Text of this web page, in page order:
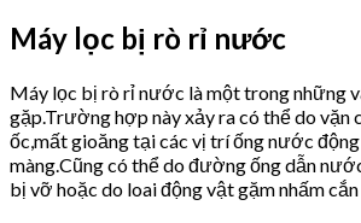
Máy lọc bị rò rỉ nước
Máy lọc bị rò rỉ nước là một trong những
gặp.Trường hợp này xảy ra có thể do vặn
ốc,mất gioăng tại các vị trí ống nước
màng.Cũng có thể do đường ống dẫn
bị vỡ hoặc do loai động vật gặm nhấm